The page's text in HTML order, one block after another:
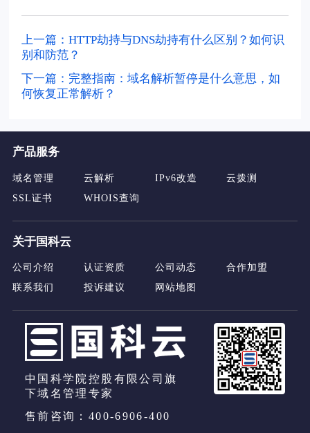
上一篇：HTTP劫持与DNS劫持有什么区别？如何识
别和防范？
下一篇：完整指南：域名解析暂停是什么意思，如
何恢复正常解析？
产品服务
域名管理 云解析 IPv6改造
云拨测
SSL证书
WHOIS查询
关于国科云
公司介绍 认证资质 公司动态
合作加盟
联系我们
投诉建议 网站地图
中国科学院控股有限公司旗
下域名管理专家
售前咨询：400-6906-400